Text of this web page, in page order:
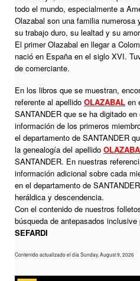
todo el mundo, especialmente a
Olazabal son una familia
su trabajo duro, su lealtad y su
El primer Olazabal en llegar a
nació en España en el siglo XVI.
de comerciante.
En los libros que se muestran,
referente al apellido OLAZABAL en
SANTANDER que se ha digitado
información de los primeros
el departamento de SANTANDER
la genealogía del apellido
SANTANDER. En nuestras
información adicional sobre cada
en el departamento de
heráldica y descendencia.
Con el contenido de nuestros
búsqueda de antepasados
SEFARDI
Contenido actualizado el día Sunday, August 9, 2026